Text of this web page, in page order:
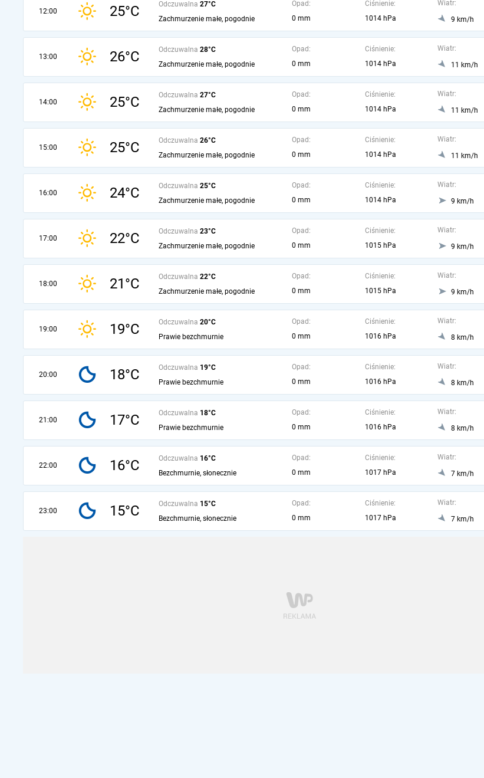
12:00 25°C Odczuwalna 27°C
Zachmurzenie małe, pogodnie
Opad:
0 mm
Ciśnienie:
1014 hPa
Wiatr:
9 km/h
13:00 26°C Odczuwalna 28°C
Zachmurzenie małe, pogodnie
Opad:
0 mm
Ciśnienie:
1014 hPa
Wiatr:
11 km/h
14:00 25°C Odczuwalna 27°C
Zachmurzenie małe, pogodnie
Opad:
0 mm
Ciśnienie:
1014 hPa
Wiatr:
11 km/h
15:00 25°C Odczuwalna 26°C
Zachmurzenie małe, pogodnie
Opad:
0 mm
Ciśnienie:
1014 hPa
Wiatr:
11 km/h
16:00 24°C Odczuwalna 25°C
Zachmurzenie małe, pogodnie
Opad:
0 mm
Ciśnienie:
1014 hPa
Wiatr:
9 km/h
17:00 22°C Odczuwalna 23°C
Zachmurzenie małe, pogodnie
Opad:
0 mm
Ciśnienie:
1015 hPa
Wiatr:
9 km/h
18:00 21°C Odczuwalna 22°C
Zachmurzenie małe, pogodnie
Opad:
0 mm
Ciśnienie:
1015 hPa
Wiatr:
9 km/h
19:00 19°C Odczuwalna 20°C
Prawie bezchmurnie
Opad:
0 mm
Ciśnienie:
1016 hPa
Wiatr:
8 km/h
20:00 18°C Odczuwalna 19°C
Prawie bezchmurnie
Opad:
0 mm
Ciśnienie:
1016 hPa
Wiatr:
8 km/h
21:00 17°C Odczuwalna 18°C
Prawie bezchmurnie
Opad:
0 mm
Ciśnienie:
1016 hPa
Wiatr:
8 km/h
22:00 16°C Odczuwalna 16°C
Bezchmurnie, słonecznie
Opad:
0 mm
Ciśnienie:
1017 hPa
Wiatr:
7 km/h
23:00 15°C Odczuwalna 15°C
Bezchmurnie, słonecznie
Opad:
0 mm
Ciśnienie:
1017 hPa
Wiatr:
7 km/h